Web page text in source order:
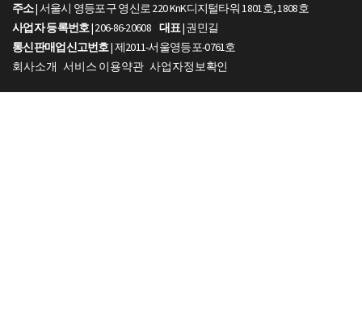
주소| 서울시 영등포구 영신로 220 KnK디지털타워 1801호, 1808호
사업자 등록번호| 206-86-20608 대표| 권민길
통신판매업신고번호| 제2011-서울영등포-0761호
회사소개 서비스 이용약관 사업자정보확인